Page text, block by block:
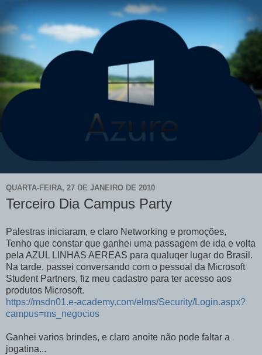
QUARTA-FEIRA, 27 DE JANEIRO DE 2010
Terceiro Dia Campus Party
Palestras iniciaram, e claro Networking e promoções,
Tenho que constar que ganhei uma passagem de ida e volta
pela AZUL LINHAS AEREAS para qualuqer lugar do Brasil.
Na tarde, passei conversando com o pessoal da Microsoft
Student Partners, fiz meu cadastro para ter acesso aos
produtos Microsoft.
https://msdn01.e-academy.com/elms/Security/Login.aspx?
campus=ms_negocios
Ganhei varios brindes, e claro anoite não pode faltar a
jogatina...